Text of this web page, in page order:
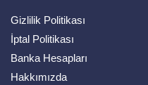
Gizlilik Politikası
İptal Politikası
Banka Hesapları
Hakkımızda